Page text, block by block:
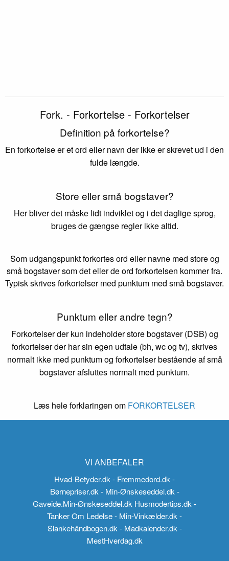
Fork. - Forkortelse - Forkortelser
Definition på forkortelse?
En forkortelse er et ord eller navn der ikke er skrevet ud i den
fulde længde.
Store eller små bogstaver?
Her bliver det måske lidt indviklet og i det daglige sprog,
bruges de gængse regler ikke altid.
Som udgangspunkt forkortes ord eller navne med store og
små bogstaver som det eller de ord forkortelsen kommer fra.
Typisk skrives forkortelser med punktum med små bogstaver.
Punktum eller andre tegn?
Forkortelser der kun indeholder store bogstaver (DSB) og
forkortelser der har sin egen udtale (bh, wc og tv), skrives
normalt ikke med punktum og forkortelser bestående af små
bogstaver afsluttes normalt med punktum.
Læs hele forklaringen om FORKORTELSER
VI ANBEFALER
Hvad-Betyder.dk- Fremmedord.dk-
Børnepriser.dk - Min-Ønskeseddel.dk -
Gaveide.Min-Ønskeseddel.dk Husmodertips.dk-
Tanker Om Ledelse- Min-Vinkælder.dk-
Slankehåndbogen.dk - Madkalender.dk -
MestHverdag.dk